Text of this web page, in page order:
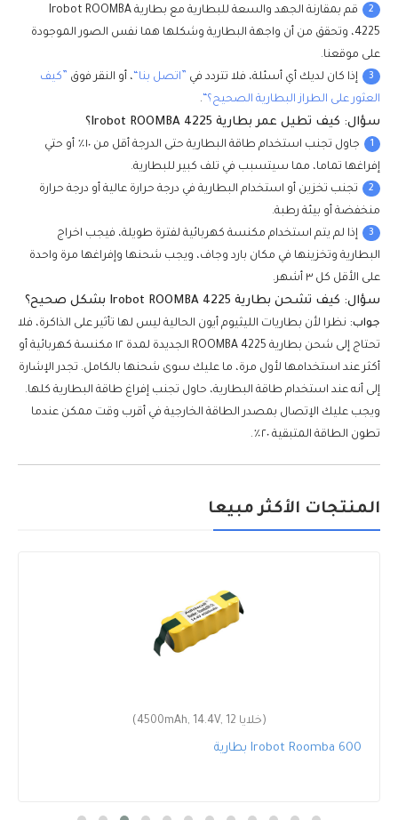
2
قم بمقارنة الجهد والسعة للبطارية مع بطارية Irobot ROOMBA
4225، وتحقق من أن واجهة البطارية وشكلها هما نفس الصور الموجودة
على موقعنا.
3 إذا كان لديك أي أسئلة، فلا تتردد في ”اتصل بنا“ ، أو النقر فوق
”كيف
العثور على الطراز البطارية الصحيح؟“ .
سؤال: كيف تطيل عمر بطارية Irobot ROOMBA 4225؟
1
جاول تجنب استخدام طاقة البطارية حتى الدرجة أقل من ١٠٪ أو حتي
إفراغها تماما، مما سيتسبب في تلف كبير للبطارية.
2
تجنب تخزين أو استخدام البطارية في درجة حرارة عالية أو درجة حرارة
منخفضة أو بيئة رطبة.
3
إذا لم يتم استخدام مكنسة كهربائية لفترة طويلة، فيجب اخراج
البطارية وتخزينها في مكان بارد وجاف، ويجب شحنها وإفراغها مرة واحدة
على الأقل كل ٣ أشهر.
سؤال: كيف تشحن بطارية Irobot ROOMBA 4225 بشكل صحيح؟
جواب: نظرا لأن بطاريات الليثيوم أيون الحالية ليس لها تأثير على الذاكرة، فلا
تحتاج إلى شحن بطارية ROOMBA 4225 الجديدة لمدة ١٢ مكنسة كهربائية أو
أكثر عند استخدامها لأول مرة، ما عليك سوى شحنها بالكامل. تجدر الإشارة
إلى أنه عند استخدام طاقة البطارية، حاول تجنب إفراغ طاقة البطارية كلها.
ويجب عليك الإتصال بمصدر الطاقة الخارجية في أقرب وقت ممكن عندما
تطون الطاقة المتبقية ٢٠٪.
المنتجات الأكثر مبيعا
(4500mAh, 14.4V, 12 خلايا)
بطارية Irobot Roomba 600